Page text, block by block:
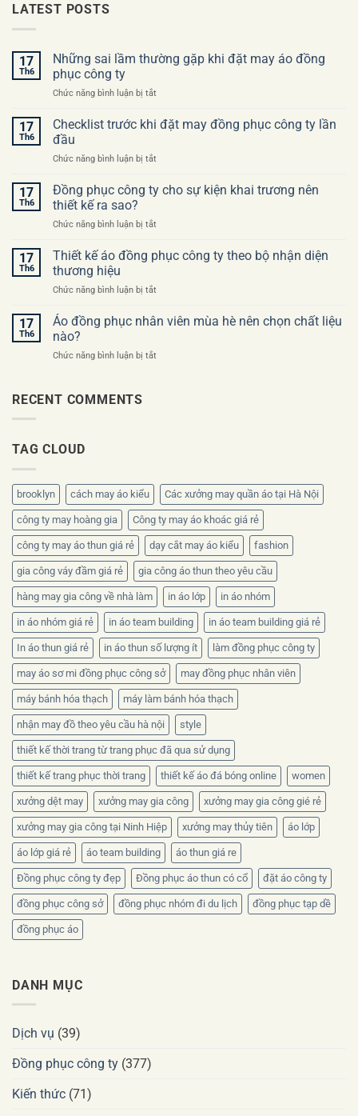
LATEST POSTS
17
Th6
Những sai lầm thường gặp khi đặt may áo đồng
phục công ty
Chức năng bình luận bị tắt
sai
lầm
gặp
đặt
đồng
công
17
Th6
Checklist trước khi đặt may đồng phục công ty lần
đầu
Chức năng bình luận bị tắt
trước
may
phục
lần
17
Th6
Đồng phục công ty cho sự kiện khai trương nên
thiết kế ra sao?
Chức năng bình luận bị tắt
phục
công
cho
kiện
nên
17
Th6
Thiết kế áo đồng phục công ty theo bộ nhận diện
thương hiệu
Chức năng bình luận bị tắt
kế
phục
17
Th6
Áo đồng phục nhân viên mùa hè nên chọn chất liệu
nào?
Chức năng bình luận bị tắt
chất
liệu
nào?
RECENT COMMENTS
TAG CLOUD
brooklyn cách may áo kiểu Các xưởng may quần áo tại Hà Nội
công ty may hoàng gia Công ty may áo khoác giá rẻ
công ty may áo thun giá rẻ dạy cắt may áo kiểu fashion
gia công váy đầm giá rẻ gia công áo thun theo yêu cầu
hàng may gia công về nhà làm in áo lớp in áo nhóm
in áo nhóm giá rẻ in áo team building in áo team building giá rẻ
In áo thun giá rẻ in áo thun số lượng ít làm đồng phục công ty
may áo sơ mi đồng phục công sở may đồng phục nhân viên
máy bánh hóa thạch máy làm bánh hóa thạch
nhận may đồ theo yêu cầu hà nội style
thiết kế thời trang từ trang phục đã qua sử dụng
thiết kế trang phục thời trang thiết kế áo đá bóng online women
xưởng dệt may xưởng may gia công xưởng may gia công gié rẻ
xưởng may gia công tại Ninh Hiệp xưởng may thủy tiên áo lớp
áo lớp giá rẻ áo team building áo thun giá re
Đồng phục công ty đẹp Đồng phục áo thun có cổ đặt áo công ty
đồng phục công sở đồng phục nhóm đi du lịch đồng phục tạp dề
đồng phục áo
DANH MỤC
Dịch vụ (39)
Đồng phục công ty (377)
Kiến thức (71)